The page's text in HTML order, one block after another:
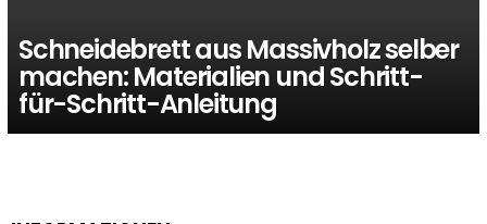
Schneidebrett aus Massivholz selber
machen: Materialien und Schritt-
für-Schritt-Anleitung